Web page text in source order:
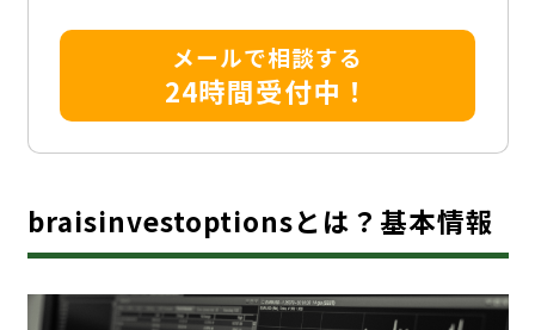
メールで相談する
24時間受付中！
braisinvestoptionsとは？基本情報